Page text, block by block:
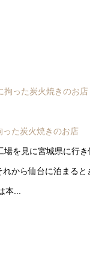
った炭火焼きのお店
を見に宮城県に行
から仙台に泊まる
...